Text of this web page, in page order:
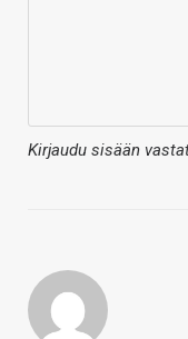
Kirjaudu sisään